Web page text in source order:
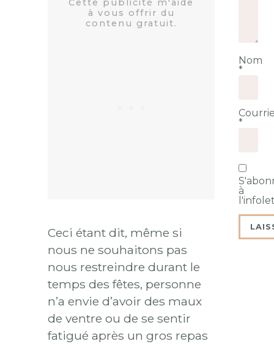
Ceci étant dit, même si
nous ne souhaitons pas
nous restreindre durant le
temps des fêtes, personne
n’a envie d’avoir des maux
de ventre ou de se sentir
fatigué après un gros repas
Nom
*
*
à